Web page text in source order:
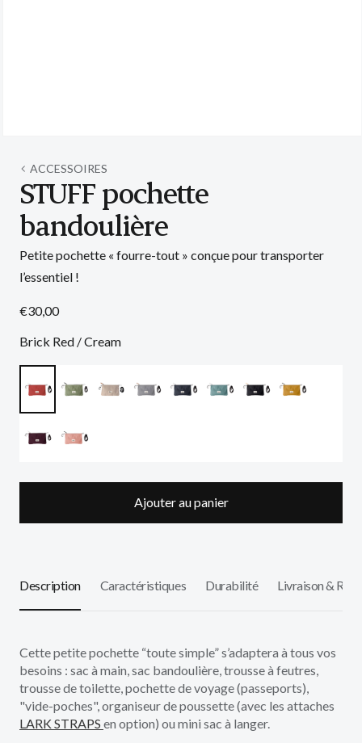
média
dans
fenêtre
modale
ACCESSOIRES
STUFF pochette
bandoulière
Petite pochette « fourre-tout » conçue pour transporter
l’essentiel !
Prix
€30,00
Brick Red / Cream
Ajouter au panier
Description Caractéristiques Durabilité Livraison &
Cette petite pochette “toute simple” s’adaptera à tous vos
besoins : sac à main, sac bandoulière, trousse à feutres,
trousse de toilette, pochette de voyage (passeports),
"vide-poches", organiseur de poussette (avec les attaches
LARK STRAPS en option) ou mini sac à langer.